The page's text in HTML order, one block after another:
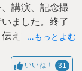
講演、記念撮
ました。終了
えていただき
…もっとよむ
いいね！ 31